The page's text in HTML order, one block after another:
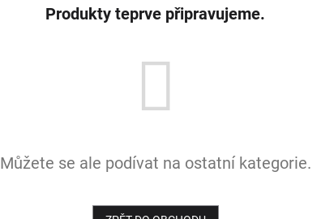
Produkty teprve připravujeme.
Můžete se ale podívat na ostatní kategorie.